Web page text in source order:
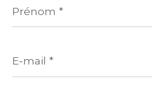
*
mail
*